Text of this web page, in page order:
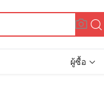
ผู้ซื้อ